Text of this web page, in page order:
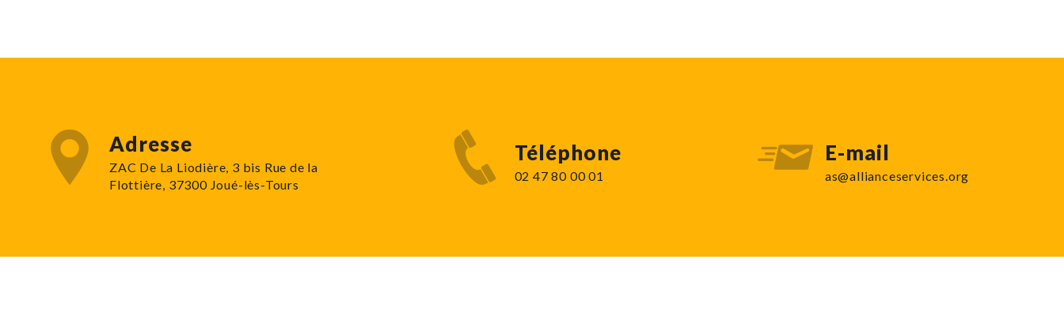
Adresse
ZAC De La Liodière, 3 bis Rue de la
Flottière, 37300 Joué-lès-Tours
Téléphone
02 47 80 00 01
E-mail
as@allianceservices.org